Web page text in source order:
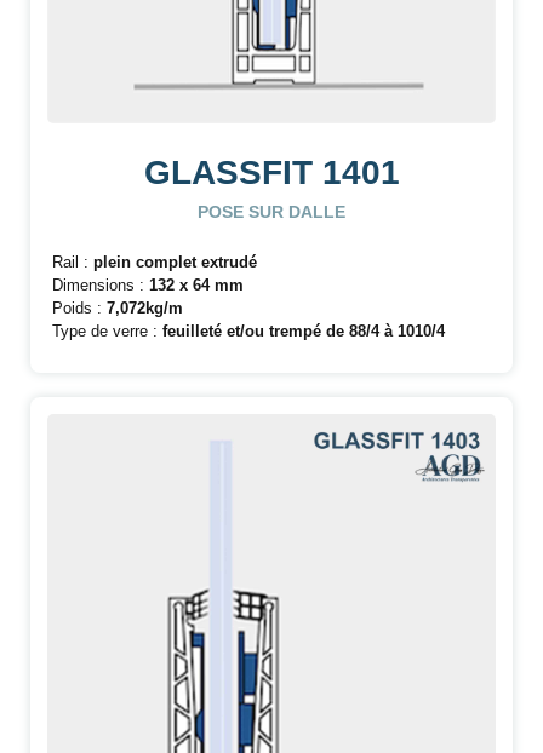
GLASSFIT 1401
POSE SUR DALLE
Rail : plein complet extrudé
Dimensions : 132 x 64 mm
Poids : 7,072kg/m
Type de verre : feuilleté et/ou trempé de 88/4 à 1010/4